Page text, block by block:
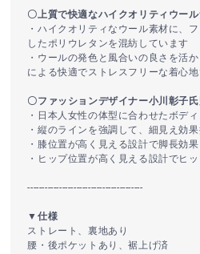
〇上質で快適なハイクオリティウー
・ハイクオリティなウール素材に、
したポリウレタンを混紡しています
・ウールの発色と風合いの良さを活
による快適でストレスフリーな着心
〇ファッションデザイナー小川彰子
・日本人女性の体型に合わせたボデ
・縦のラインを強調して、細見え効
・膝位置が高く見える設計で脚長効果
・ヒップ位置が高く見える設計でヒ
----------------------------------------
▼仕様
ストレート、裏地あり
腰・後ポケットあり、裾上げ済